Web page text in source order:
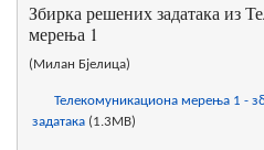
Збирка решених задатака из
мерења 1
(Милан Бјелица)
Телекомуникациона мерења 1 -
задатака (1.3MB)